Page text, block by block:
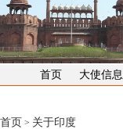
首页 大使信息
首页 > 关于印度